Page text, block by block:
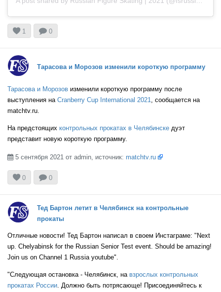
1  0
Тарасова и Морозов изменили короткую программу
Тарасова и Морозов изменили короткую программу после
выступления на Cranberry Cup International 2021, сообщается на
matchtv.ru.
На предстоящих контрольных прокатах в Челябинске дуэт
представит новую короткую программу.
 5 сентября 2021 от admin, источник: matchtv.ru
0  0
Тед Бартон летит в Челябинск на контрольные
прокаты
Отличные новости! Тед Бартон написал в своем Инстаграме: "Next
up. Chelyabinsk for the Russian Senior Test event. Should be amazing!
Join us on Channel 1 Russia youtube".
"Следующая остановка - Челябинск, на взрослых контрольных
прокатах России. Должно быть потрясающе! Присоединяйтесь к